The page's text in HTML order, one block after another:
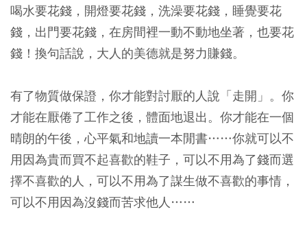
喝水要花錢，開燈要花錢，洗澡要花錢，睡覺要花
錢，出門要花錢，在房間裡一動不動地坐著，也要花
錢！換句話說，大人的美德就是努力賺錢。
有了物質做保證，你才能對討厭的人說「走開」。你
才能在厭倦了工作之後，體面地退出。你才能在一個
晴朗的午後，心平氣和地讀一本閒書……你就可以不
用因為貴而買不起喜歡的鞋子，可以不用為了錢而選
擇不喜歡的人，可以不用為了謀生做不喜歡的事情，
可以不用因為沒錢而苦求他人……